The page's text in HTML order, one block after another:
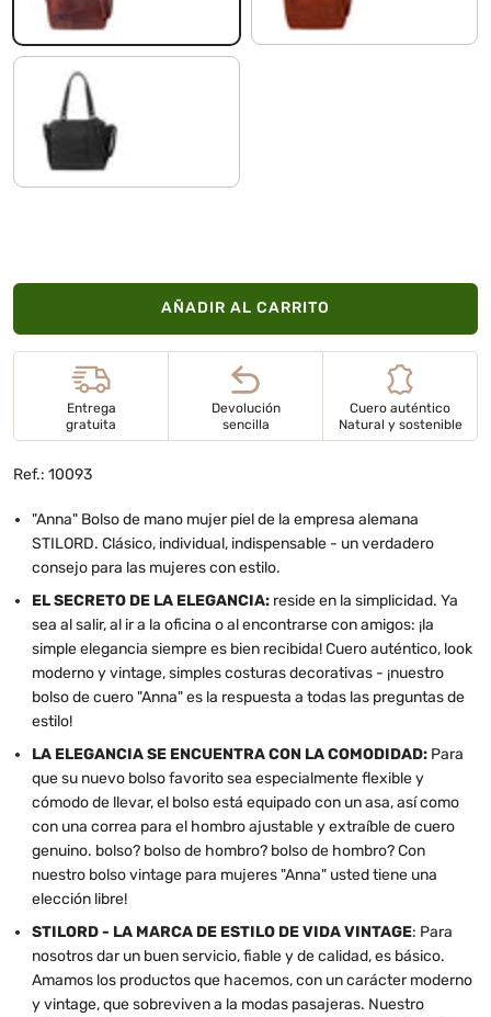
negro
AÑADIR AL CARRITO
Entrega
gratuita
Devolución
sencilla
Cuero auténtico
Natural y sostenible
Ref.: 10093
"Anna" Bolso de mano mujer piel de la empresa alemana
STILORD. Clásico, individual, indispensable - un verdadero
consejo para las mujeres con estilo.
EL SECRETO DE LA ELEGANCIA: reside en la simplicidad. Ya
sea al salir, al ir a la oficina o al encontrarse con amigos: ¡la
simple elegancia siempre es bien recibida! Cuero auténtico, look
moderno y vintage, simples costuras decorativas - ¡nuestro
bolso de cuero "Anna" es la respuesta a todas las preguntas de
estilo!
LA ELEGANCIA SE ENCUENTRA CON LA COMODIDAD: Para
que su nuevo bolso favorito sea especialmente flexible y
cómodo de llevar, el bolso está equipado con un asa, así como
con una correa para el hombro ajustable y extraíble de cuero
genuino. bolso? bolso de hombro? bolso de hombro? Con
nuestro bolso vintage para mujeres "Anna" usted tiene una
elección libre!
STILORD - LA MARCA DE ESTILO DE VIDA VINTAGE: Para
nosotros dar un buen servicio, fiable y de calidad, es básico.
Amamos los productos que hacemos, con un carácter moderno
y vintage, que sobreviven a la modas pasajeras. Nuestro